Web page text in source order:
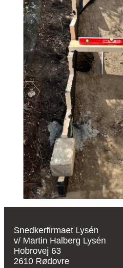
Snedkerfirmaet Lysén
v/ Martin Halberg Lysén
Hobrovej 63
2610 Rødovre